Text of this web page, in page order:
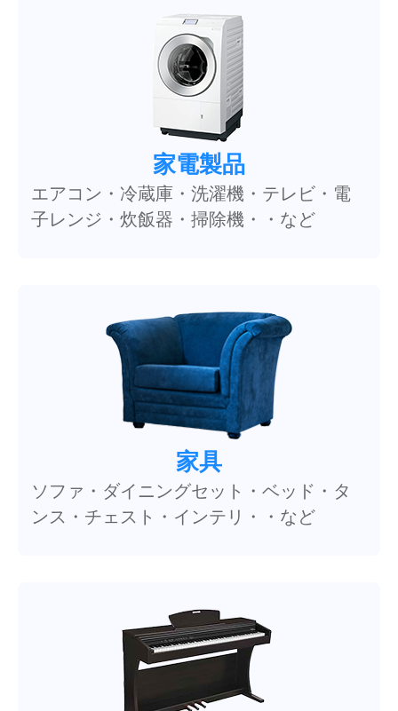
家電製品
エアコン・冷蔵庫・洗濯機・テレビ・電
子レンジ・炊飯器・掃除機・・など
家具
ソファ・ダイニングセット・ベッド・タ
ンス・チェスト・インテリ・・など